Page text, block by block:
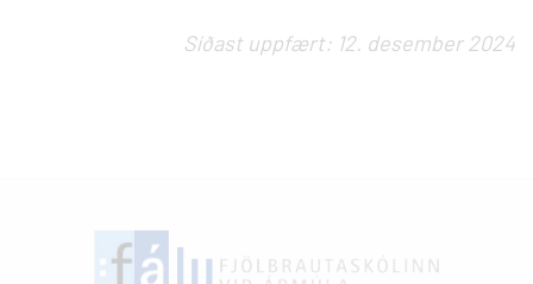
Síðast uppfært: 12. desember 2024